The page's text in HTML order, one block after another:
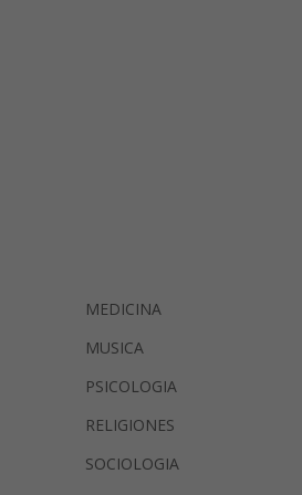
MEDICINA
MUSICA
PSICOLOGIA
RELIGIONES
SOCIOLOGIA